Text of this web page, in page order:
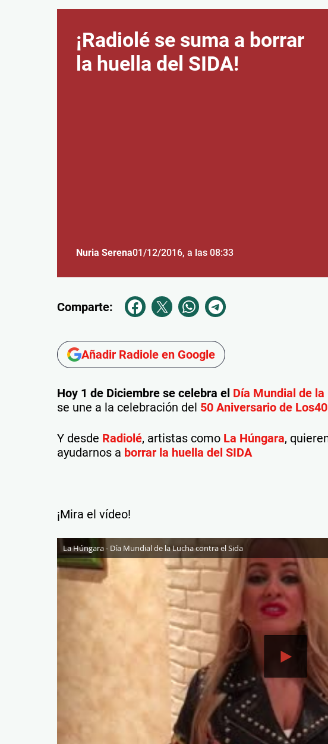
¡Radiolé se suma a borrar
la huella del SIDA!
Nuria Serena01/12/2016, a las 08:33
Comparte:
Añadir Radiole en Google
Hoy 1 de Diciembre se celebra el Día Mundial de
se une a la celebración del 50 Aniversario de
Y desde Radiolé, artistas como La Húngara,
ayudarnos a borrar la huella del SIDA
¡Mira el vídeo!
La Húngara - Día Mundial de la Lucha contra el Sida